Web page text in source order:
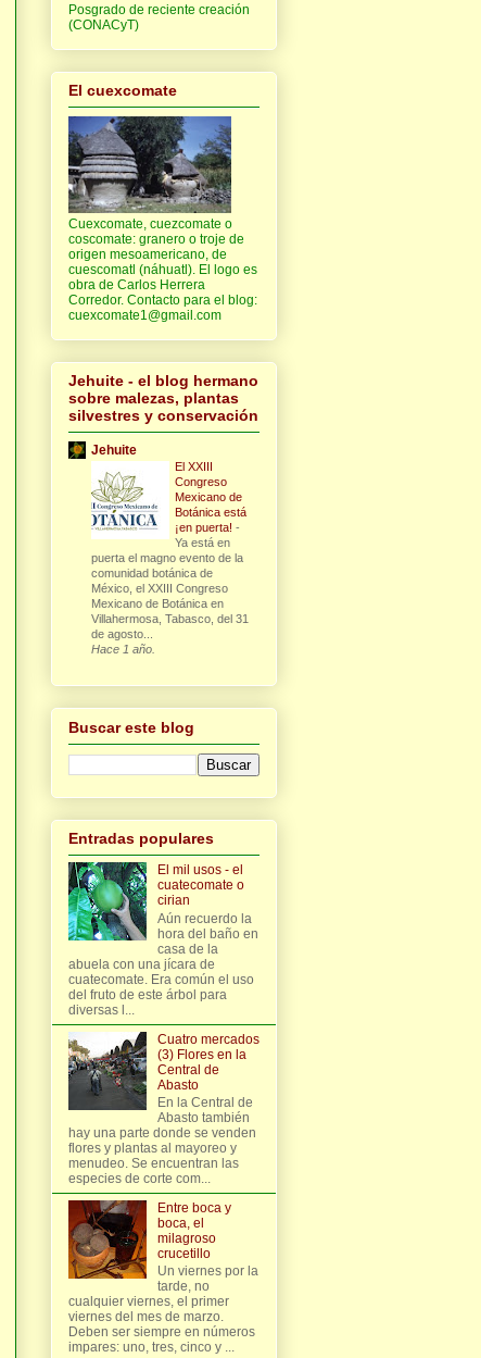
Posgrado de reciente creación
(CONACyT)
El cuexcomate
Cuexcomate, cuezcomate o
coscomate: granero o troje de
origen mesoamericano, de
cuescomatl (náhuatl). El logo es
obra de Carlos Herrera
Corredor. Contacto para el blog:
cuexcomate1@gmail.com
Jehuite - el blog hermano
sobre malezas, plantas
silvestres y conservación
Jehuite
El XXIII
Congreso
Mexicano de
Botánica está
¡en puerta! -
Ya está en
puerta el magno evento de la
comunidad botánica de
México, el XXIII Congreso
Mexicano de Botánica en
Villahermosa, Tabasco, del 31
de agosto...
Hace 1 año.
Buscar este blog
Entradas populares
El mil usos - el
cuatecomate o
cirian
Aún recuerdo la
hora del baño en
casa de la
abuela con una jícara de
cuatecomate. Era común el uso
del fruto de este árbol para
diversas l...
Cuatro mercados
(3) Flores en la
Central de
Abasto
En la Central de
Abasto también
hay una parte donde se venden
flores y plantas al mayoreo y
menudeo. Se encuentran las
especies de corte com...
Entre boca y
boca, el
milagroso
crucetillo
Un viernes por la
tarde, no
cualquier viernes, el primer
viernes del mes de marzo.
Deben ser siempre en números
impares: uno, tres, cinco y ...